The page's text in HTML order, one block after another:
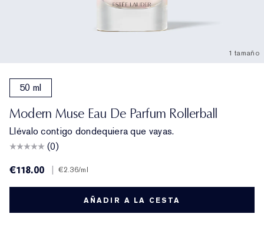
1 tamaño
50 ml
Modern Muse Eau De Parfum Rollerball
Llévalo contigo dondequiera que vayas.
(0)
€118.00
| €2.36/ml
AÑADIR A LA CESTA